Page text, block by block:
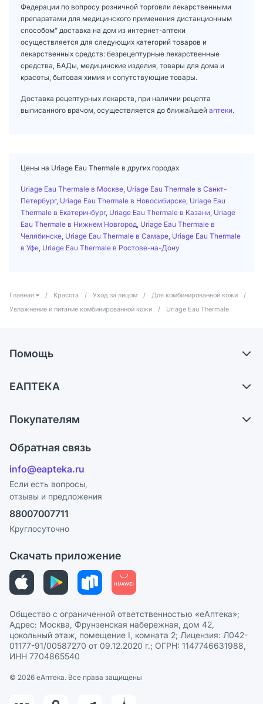
Федерации по вопросу розничной торговли лекарственными
препаратами для медицинского применения дистанционным
способом" доставка на дом из интернет-аптеки
осуществляется для следующих категорий товаров и
лекарственных средств: безрецептурные лекарственные
средства, БАДы, медицинские изделия, товары для дома и
красоты, бытовая химия и сопутствующие товары.
Доставка рецептурных лекарств, при наличии рецепта
выписанного врачом, осуществляется до ближайшей аптеки.
Цены на Uriage Eau Thermale в других городах
Uriage Eau Thermale в Москве Uriage Eau Thermale в Санкт-
Петербург, Uriage Eau Thermale в Новосибирске Uriage Eau
Thermale в Екатеринбург, Uriage Eau Thermale в Казани Uriage
Eau Thermale в Нижнем Новгород Uriage Eau Thermale в
Челябинске Uriage Eau Thermale в Самаре Uriage Eau Thermale
в Уфе Uriage Eau Thermale в Ростове-на-Дону
Главная / Красота / Уход за лицом / Для комбинированной кожи
/
Увлажнение и питание комбинированной кожи
/ Uriage Eau Thermale
Помощь
Самовывоз из аптек
Ответы на вопросы
Блог
ЕАПТЕКА
Карьера
Поставщики
Лицензия
Реклама на сайте
Ваши товары на ЕАПТЕКЕ
Покупателям
Программа СберСпасибо
Политика конфиденциальности
Пользовательское соглашение
Политика рекомендаций
Этика и соответствие
Политика в отношении обработки персональных данных
Обратная связь
info@eapteka.ru
Если есть вопросы,
отзывы и предложения
88007007711
Круглосуточно
Скачать приложение
Общество с ограниченной ответственностью «еАптека»;
Адрес: Москва, Фрунзенская набережная, дом 42,
цокольный этаж, помещение I, комната 2; Лицензия: Л042-
01177-91/00587270 от 09.12.2020 г.; ОГРН: 1147746631988,
ИНН 7704865540
© 2026 eАптека. Все права защищены